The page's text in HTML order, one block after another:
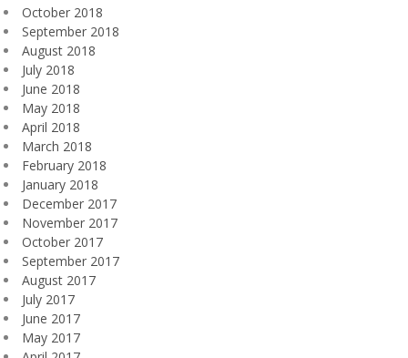
October 2018
September 2018
August 2018
July 2018
June 2018
May 2018
April 2018
March 2018
February 2018
January 2018
December 2017
November 2017
October 2017
September 2017
August 2017
July 2017
June 2017
May 2017